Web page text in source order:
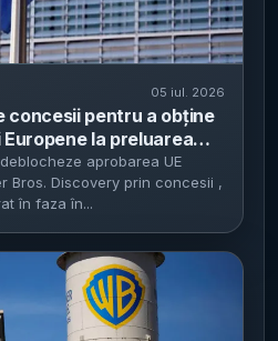
05 iul. 2026
concesii pentru a obține
la preluarea
- Bruxelles a extins
iar detaliile măsurilor
aprobarea UE
Bros. Discovery prin concesii ,
în faza în...